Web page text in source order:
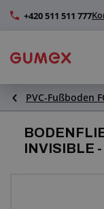
+420 511 511 777
Schläuche und
Profile und
PVC-Fußboden
INVISIBLE